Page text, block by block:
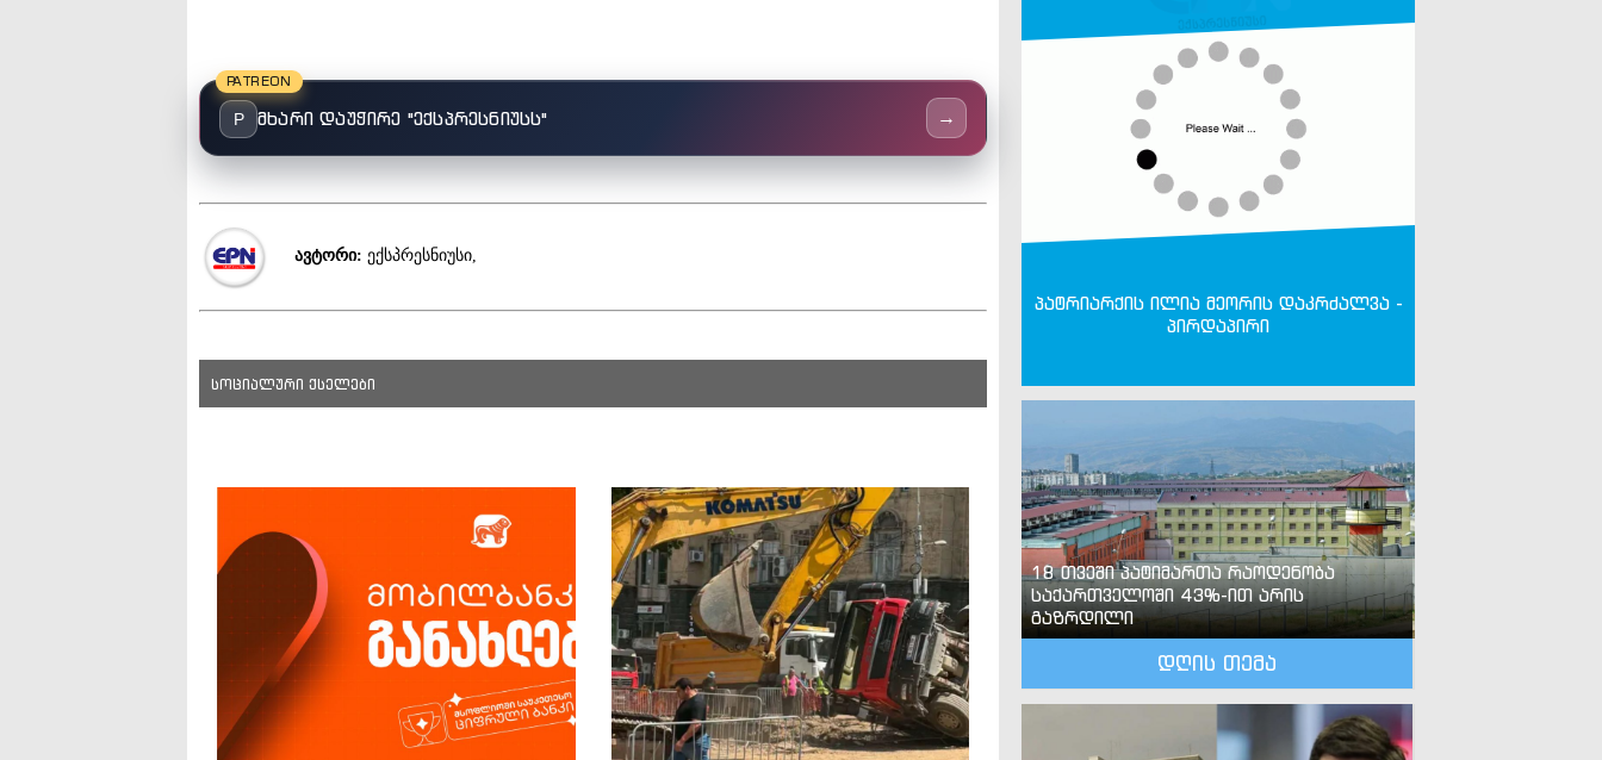
PATREON
P მხარი დაუჭირე "ექსპრესნიუსს" →
ავტორი: ექსპრესნიუსი,
სოციალური ქსელები
პატრიარქის ილია მეორის დაკრძალვა -
პირდაპირი
18 თვეში პატიმართა რაოდენობა
საქართველოში 43%-ით არის
გაზრდილი
დღის თემა